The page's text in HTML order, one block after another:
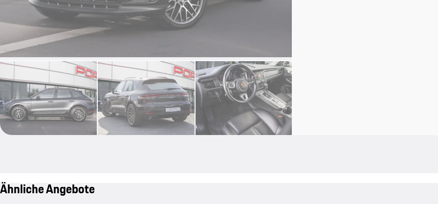
Ähnliche Angebote